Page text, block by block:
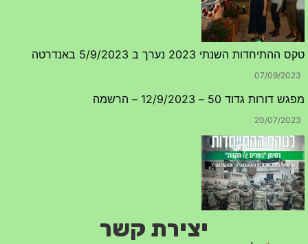
טקס ההתיחדות השנתי 2023 נערך ב 5/9/2023 באנדרטה
07/09/2023
מפגש דורות גדוד 50 – 12/9/2023 – הרשמה
20/07/2023
יצירת קשר